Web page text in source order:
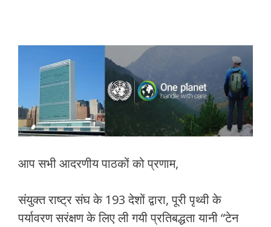
आप सभी आदरणीय पाठकों को प्रणाम,
संयुक्त राष्ट्र संघ के 193 देशों द्वारा, पूरी पृथ्वी के
पर्यावरण सरंक्षण के लिए ली गयी प्रतिबद्धता यानी “टेन